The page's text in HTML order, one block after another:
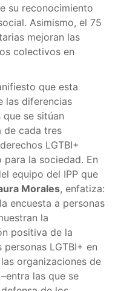
su reconocimiento
Asimismo, el 75
mejoran las
colectivos en
que esta
las diferencias
se sitúan
de cada tres
LGTBI+
la sociedad. En
equipo del IPP que
Morales, enfatiza:
encuesta a personas
la
positiva de la
LGTBI+ en
organizaciones de
las que se